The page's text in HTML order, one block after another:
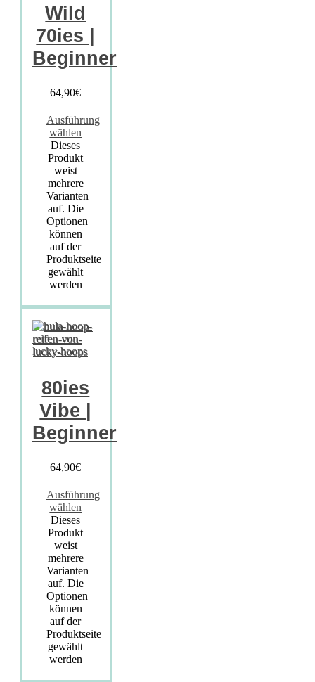
Wild
70ies |
Beginner
64,90€
Ausführung
wählen
Dieses
Produkt
weist
mehrere
Varianten
auf. Die
Optionen
können
auf der
Produktseite
gewählt
werden
80ies
Vibe |
Beginner
64,90€
Ausführung
wählen
Dieses
Produkt
weist
mehrere
Varianten
auf. Die
Optionen
können
auf der
Produktseite
gewählt
werden